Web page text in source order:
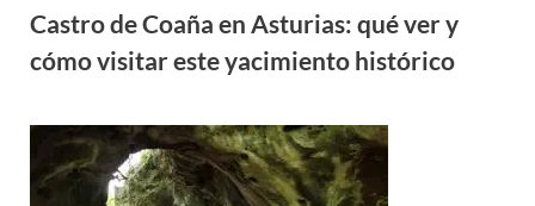
Castro de Coaña en Asturias: qué ver y
cómo visitar este yacimiento histórico